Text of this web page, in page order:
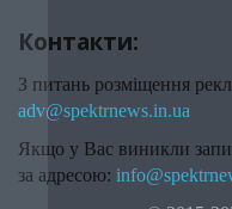
Контакти:
З питань розміщення
adv@spektrnews.in.ua
Якщо у Вас виникли
за адресою: